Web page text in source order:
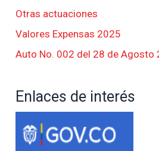
Otras actuaciones
Valores Expensas 2025
Auto No. 002 del 28 de Agosto
Enlaces de interés